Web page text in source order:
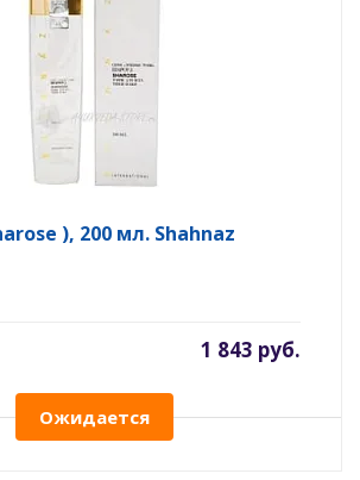
), 200 мл. Shahnaz
1 843 руб.
Ожидается